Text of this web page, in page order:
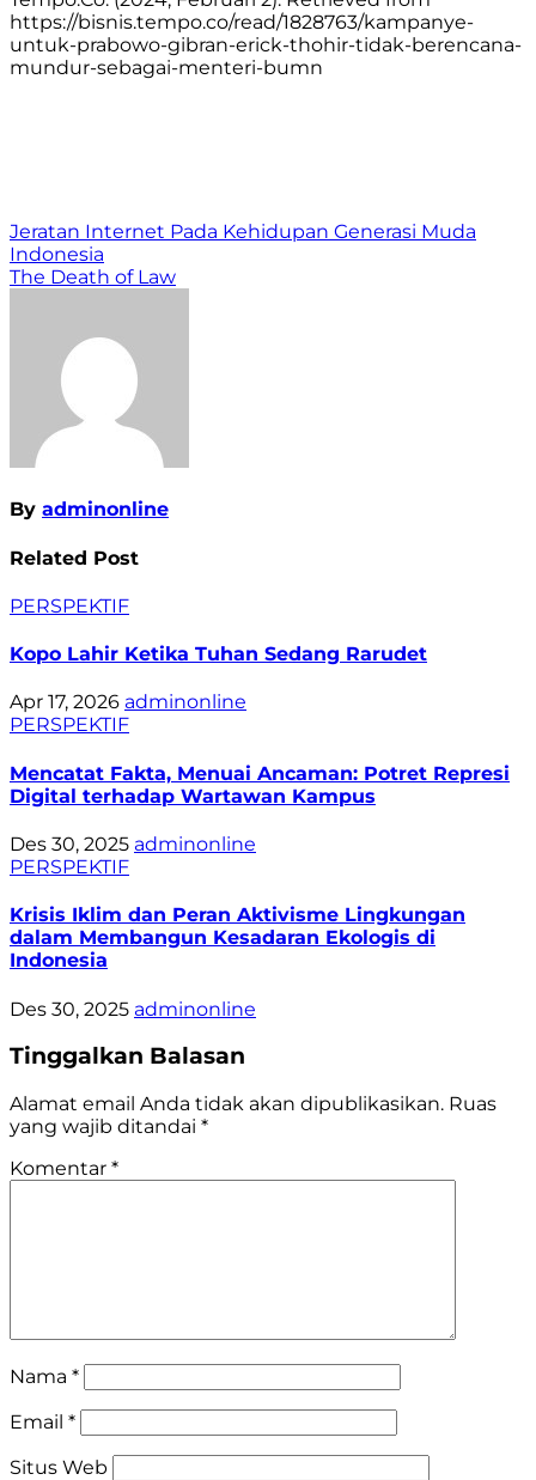
https://bisnis.tempo.co/read/1828763/kampanye-
untuk-prabowo-gibran-erick-thohir-tidak-berencana-
mundur-sebagai-menteri-bumn
Navigasi
pos
Jeratan Internet Pada Kehidupan Generasi Muda
Indonesia
The Death of Law
By adminonline
Related Post
PERSPEKTIF
Kopo Lahir Ketika Tuhan Sedang Rarudet
Apr 17, 2026 adminonline
PERSPEKTIF
Mencatat Fakta, Menuai Ancaman: Potret Represi
Digital terhadap Wartawan Kampus
Des 30, 2025 adminonline
PERSPEKTIF
Krisis Iklim dan Peran Aktivisme Lingkungan
dalam Membangun Kesadaran Ekologis di
Indonesia
Des 30, 2025 adminonline
Tinggalkan Balasan
Alamat email Anda tidak akan dipublikasikan. Ruas
yang wajib ditandai *
Komentar *
Nama *
Email *
Situs Web